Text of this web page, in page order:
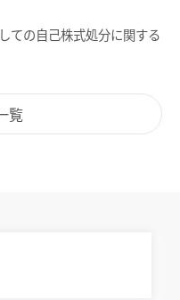
り組みについて
ての自己株式処分に関する
覧